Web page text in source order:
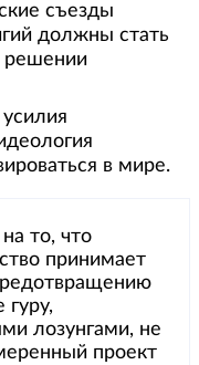
съезды
должны стать
решении
в мире.
то, что
принимает
лозунгами, не
проект